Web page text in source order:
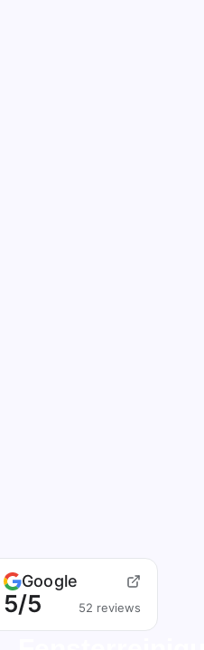
Google
5/5 52 reviews